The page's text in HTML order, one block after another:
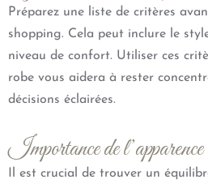
Préparez une liste de critères
shopping. Cela peut inclure le
niveau de confort. Utiliser ces
robe vous aidera à rester
décisions éclairées.
Importance de l’apparence
Il est crucial de trouver un